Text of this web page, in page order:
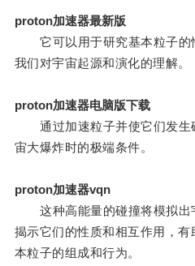
proton加速器最新版
它可以用于研究基本粒子的
我们对宇宙起源和演化的理解。
proton加速器电脑版下载
通过加速粒子并使它们发生
宙大爆炸时的极端条件。
proton加速器vqn
这种高能量的碰撞将模拟出
揭示它们的性质和相互作用，
本粒子的组成和行为。